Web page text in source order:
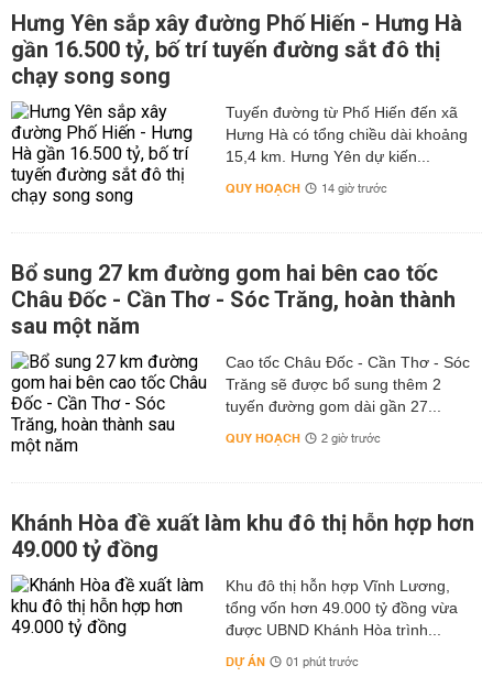
Hưng Yên sắp xây đường Phố Hiến - Hưng Hà
gần 16.500 tỷ, bố trí tuyến đường sắt đô thị
chạy song song
Tuyến đường từ Phố Hiến đến xã
Hưng Hà có tổng chiều dài khoảng
15,4 km. Hưng Yên dự kiến...
QUY HOẠCH 14 giờ trước
Bổ sung 27 km đường gom hai bên cao tốc
Châu Đốc - Cần Thơ - Sóc Trăng, hoàn thành
sau một năm
Cao tốc Châu Đốc - Cần Thơ - Sóc
Trăng sẽ được bổ sung thêm 2
tuyến đường gom dài gần 27...
QUY HOẠCH 2 giờ trước
Khánh Hòa đề xuất làm khu đô thị hỗn hợp hơn
49.000 tỷ đồng
Khu đô thị hỗn hợp Vĩnh Lương,
tổng vốn hơn 49.000 tỷ đồng vừa
được UBND Khánh Hòa trình...
DỰ ÁN 01 phút trước